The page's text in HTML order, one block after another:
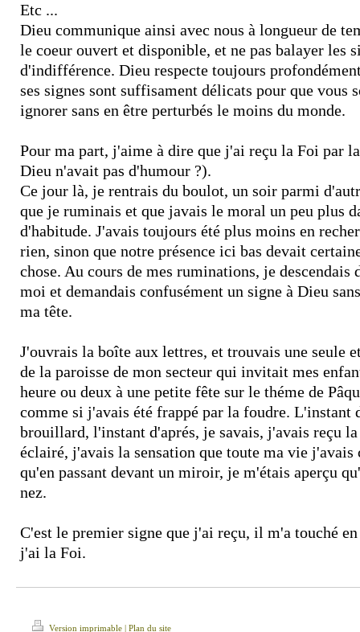
Etc ...
Dieu communique ainsi avec nous à longueur de
le coeur ouvert et disponible, et ne pas balayer les
d'indifférence. Dieu respecte toujours
ses signes sont suffisament délicats pour que vous
ignorer sans en être perturbés le moins du monde.
Pour ma part, j'aime à dire que j'ai reçu la Foi par
Dieu n'avait pas d'humour ?).
Ce jour là, je rentrais du boulot, un soir parmi
que je ruminais et que javais le moral un peu plus
d'habitude. J'avais toujours été plus moins en
rien, sinon que notre présence ici bas devait
chose. Au cours de mes ruminations, je descendais
moi et demandais confusément un signe à Dieu
ma tête.
J'ouvrais la boîte aux lettres, et trouvais une seule
de la paroisse de mon secteur qui invitait mes
heure ou deux à une petite fête sur le théme de
comme si j'avais été frappé par la foudre. L'instant
brouillard, l'instant d'aprés, je savais, j'avais reçu
éclairé, j'avais la sensation que toute ma vie j'avais
qu'en passant devant un miroir, je m'étais aperçu
nez.
C'est le premier signe que j'ai reçu, il m'a touché
j'ai la Foi.
Version imprimable | Plan du site